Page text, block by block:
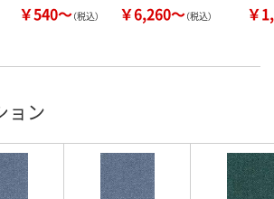
￥540～（税込） ￥6,260～（税込） ￥
ョン